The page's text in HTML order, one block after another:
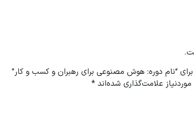
“نام دوره: هوش مصنوعی برای رهبران و کسب و کار”
علامت‌گذاری شده‌اند *